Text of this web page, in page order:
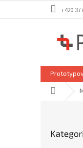
+420
Domů
kategorie